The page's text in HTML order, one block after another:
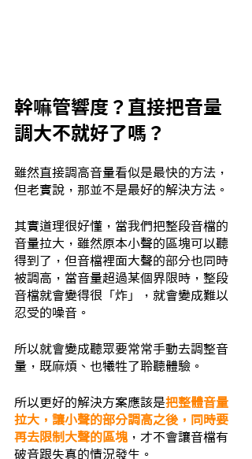
幹嘛管響度？直接把音量
調大不就好了嗎？
雖然直接調高音量看似是最快的方法，
但老實說，那並不是最好的解決方法。
其實道理很好懂，當我們把整段音檔的
音量拉大，雖然原本小聲的區塊可以聽
得到了，但音檔裡面大聲的部分也同時
被調高，當音量超過某個界限時，整段
音檔就會變得很「炸」，就會變成難以
忍受的噪音。
所以就會變成聽眾要常常手動去調整音
量，既麻煩、也犧牲了聆聽體驗。
所以更好的解決方案應該是把整體音量
拉大，讓小聲的部分調高之後，同時要
再去限制大聲的區塊 ，才不會讓音檔有
破音跟失真的情況發生。